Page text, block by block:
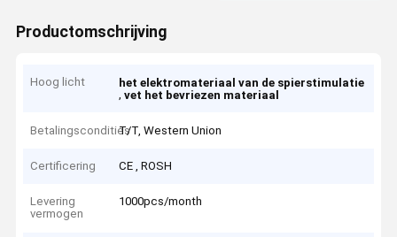
Productomschrijving
Hoog licht
het elektromateriaal van de spierstimulatie
,vet het bevriezen materiaal
BetalingsconditiesT/T, Western Union
Certificering CE , ROSH
Levering
vermogen
1000pcs/month